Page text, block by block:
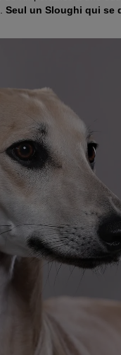
Seul un Sloughi qui se